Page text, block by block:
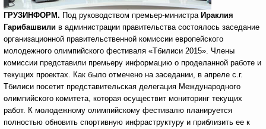
ГРУЗИНФОРМ. Под руководством премьер-министра Ираклия
Гарибашвили в администрации правительства состоялось заседание
организационной правительственной комиссии европейского
молодежного олимпийского фестиваля «Тбилиси 2015». Члены
комиссии представили премьеру информацию о проделанной работе и
текущих проектах. Как было отмечено на заседании, в апреле с.г.
Тбилиси посетит представительская делегация Международного
олимпийского комитета, которая осуществит мониторинг текущих
работ. К молодежному олимпийскому фестивалю планируется
полностью обновить спортивную инфраструктуру и приблизить ее к